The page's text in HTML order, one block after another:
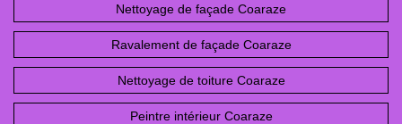
Nettoyage de façade Coaraze
Ravalement de façade Coaraze
Nettoyage de toiture Coaraze
Peintre intérieur Coaraze